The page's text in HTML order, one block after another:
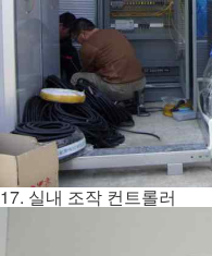
17. 실내 조작 컨트롤러